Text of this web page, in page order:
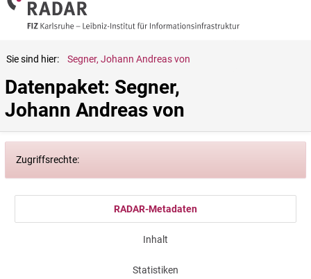
Sie sind hier: Segner, Johann Andreas von
Datenpaket: Segner,
Johann Andreas von
Zugriffsrechte:
RADAR-Metadaten
Inhalt
Statistiken